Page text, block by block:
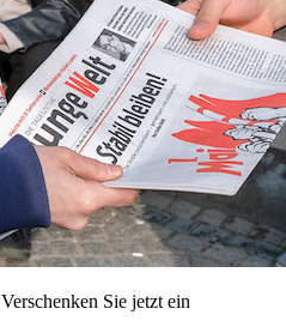
Verschenken Sie jetzt ein